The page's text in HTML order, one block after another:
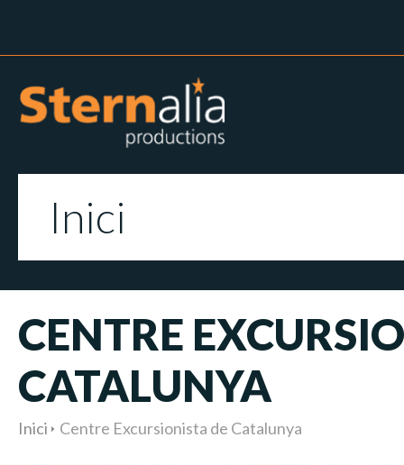
Inici
CENTRE
CATALUNYA
Inici Centre Excursionista de Catalunya